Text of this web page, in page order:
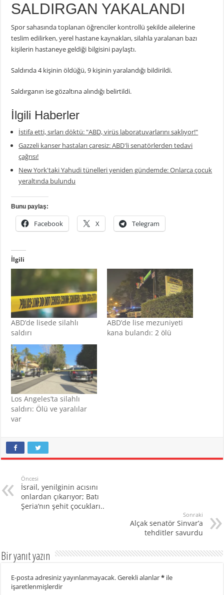
SALDIRGAN YAKALANDI
Spor sahasında toplanan öğrenciler kontrollü şekilde ailelerine
teslim edilirken, yerel hastane kaynakları, silahla yaralanan bazı
kişilerin hastaneye geldiği bilgisini paylaştı.
Saldırıda 4 kişinin öldüğü, 9 kişinin yaralandığı bildirildi.
Saldırganın ise gözaltına alındığı belirtildi.
İlgili Haberler
İstifa etti, sırları döktü: "ABD, virüs laboratuvarlarını saklıyor!"
Gazzeli kanser hastaları çaresiz: ABD'li senatörlerden tedavi
çağrısı!
New York'taki Yahudi tünelleri yeniden gündemde: Onlarca çocuk
yeraltında bulundu
Bunu paylaş:
Facebook X Telegram
İlgili
ABD’de lisede silahlı
saldırı
ABD’de lise mezuniyeti
kana bulandı: 2 ölü
Los Angeles’ta silahlı
saldırı: Ölü ve yaralılar
var
Öncesi
İsrail, yenilginin acısını
onlardan çıkarıyor; Batı
Şeria’nın şehit çocukları..
Sonraki
Alçak senatör Sinvar’a
tehditler savurdu
Bir yanıt yazın
E-posta adresiniz yayınlanmayacak.Gerekli alanlar* ile
işaretlenmişlerdir